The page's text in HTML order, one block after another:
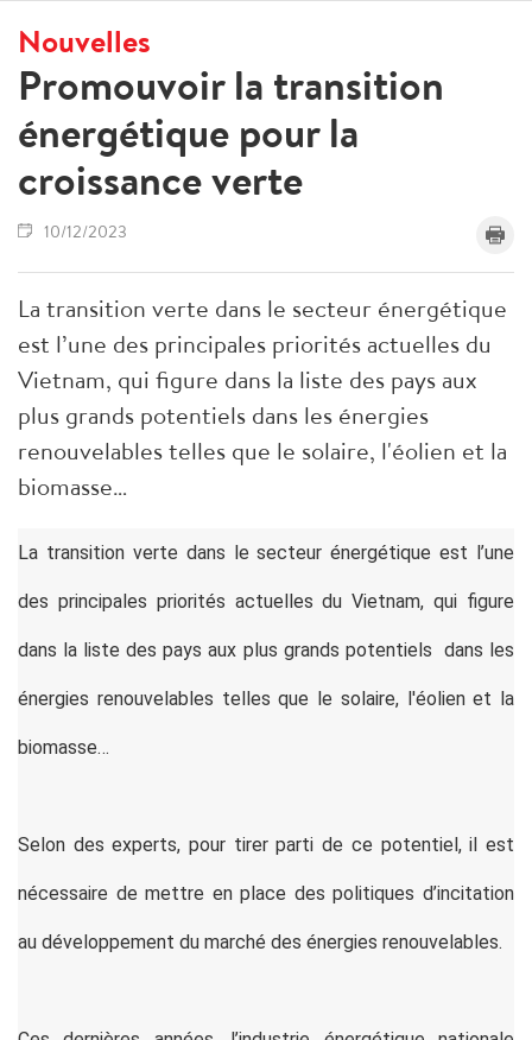
Nouvelles
Promouvoir la transition
énergétique pour la
croissance verte
10/12/2023
La transition verte dans le secteur énergétique
est l’une des principales priorités actuelles du
Vietnam, qui figure dans la liste des pays aux
plus grands potentiels dans les énergies
renouvelables telles que le solaire, l'éolien et la
biomasse…
La transition verte dans le secteur énergétique est l’une
des principales priorités actuelles du Vietnam, qui figure
dans la liste des pays aux plus grands potentiels dans les
énergies renouvelables telles que le solaire, l'éolien et la
biomasse…
Selon des experts, pour tirer parti de ce potentiel, il est
nécessaire de mettre en place des politiques d’incitation
au développement du marché des énergies renouvelables.